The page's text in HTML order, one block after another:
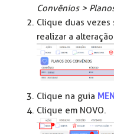
Convênios >
Clique duas vezes
realizar a
Clique na guia
Clique em NOVO.